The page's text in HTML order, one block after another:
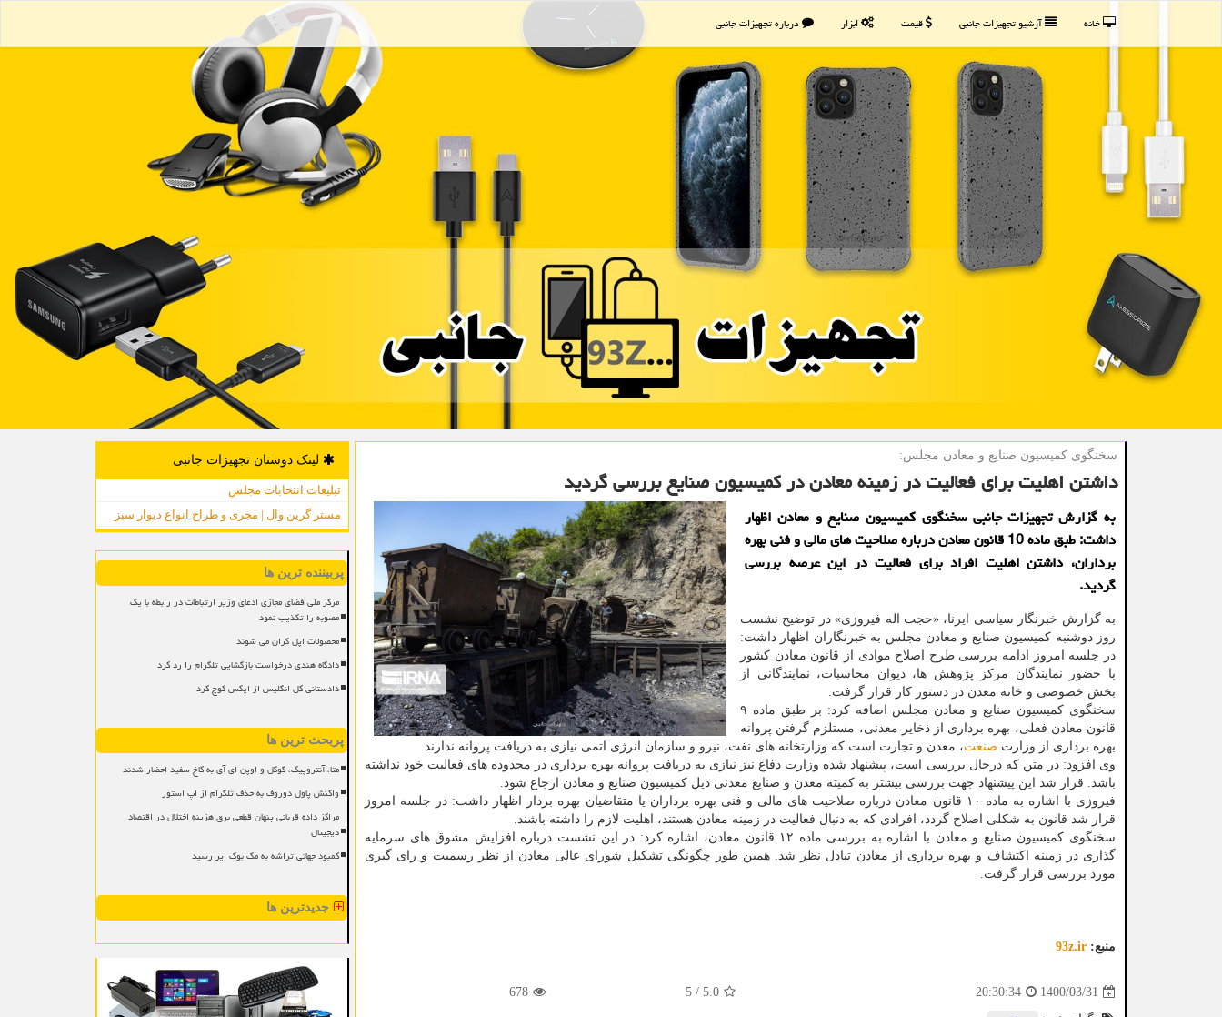
خانه آرشیو تجهیزات جانبی قیمت ابزار درباره تجهیزات جانبی
سخنگوی كمیسیون صنایع و معادن مجلس:
داشتن اهلیت برای فعالیت در زمینه معادن در كمیسیون صنایع بررسی گردید
به گزارش تجهیزات جانبی سخنگوی کمیسیون صنایع و معادن اظهار
داشت: طبق ماده 10 قانون معادن درباره صلاحیت های مالی و فنی بهره
برداران، داشتن اهلیت افراد برای فعالیت در این عرصه بررسی
گردید.
به گزارش خبرنگار سیاسی ایرنا، «حجت اله فیروزی» در توضیح نشست
روز دوشنبه کمیسیون صنایع و معادن مجلس به خبرنگاران اظهار داشت:
در جلسه امروز ادامه بررسی طرح اصلاح موادی از قانون معادن کشور
با حضور نمایندگان مرکز پژوهش ها، دیوان محاسبات، نمایندگانی از
بخش خصوصی و خانه معدن در دستور کار قرار گرفت.
سخنگوی کمیسیون صنایع و معادن مجلس اضافه کرد: بر طبق ماده ۹
قانون معادن فعلی، بهره برداری از ذخایر معدنی، مستلزم گرفتن پروانه
بهره برداری از وزارت صنعت، معدن و تجارت است که وزارتخانه های نفت، نیرو و سازمان انرژی اتمی نیازی به دریافت پروانه ندارند.
وی افزود: در متن که درحال بررسی است، پیشنهاد شده وزارت دفاع نیز نیازی به دریافت پروانه بهره برداری در محدوده های فعالیت خود نداشته
باشد. قرار شد این پیشنهاد جهت بررسی بیشتر به کمیته معدن و صنایع معدنی ذیل کمیسیون صنایع و معادن ارجاع شود.
فیروزی با اشاره به ماده ۱۰ قانون معادن درباره صلاحیت های مالی و فنی بهره برداران یا متقاضیان بهره بردار اظهار داشت: در جلسه امروز
قرار شد قانون به شکلی اصلاح گردد، افرادی که به دنبال فعالیت در زمینه معادن هستند، اهلیت لازم را داشته باشند.
سخنگوی کمیسیون صنایع و معادن با اشاره به بررسی ماده ۱۲ قانون معادن، اشاره کرد: در این نشست درباره افزایش مشوق های سرمایه
گذاری در زمینه اکتشاف و بهره برداری از معادن تبادل نظر شد. همین طور چگونگی تشکیل شورای عالی معادن از نظر رسمیت و رای گیری
مورد بررسی قرار گرفت.
منبع: 93z.ir
1400/03/31
20:30:34
5.0
/
5
678
لینک دوستان تجهیزات جانبی
تبلیغات انتخابات مجلس
مستر گرین وال | مجری و طراح انواع دیوار سبز
پربیننده ترین ها
مرکز ملی فضای مجازی ادعای وزیر ارتباطات در رابطه با یک
مصوبه را تکذیب نمود
محصولات اپل گران می شوند
دادگاه هندی درخواست بازگشایی تلگرام را رد کرد
دادستانی کل انگلیس از ایکس کوچ کرد
پربحث ترین ها
متا، آنتروپیک، گوگل و اوپن ای آی به کاخ سفید احضار شدند
واکنش پاول دوروف به حذف تلگرام از اپ استور
مراکز داده قربانی پنهان قطعی برق هزینه اختلال در اقتصاد
دیجیتال
کمبود جهانی تراشه به مک بوک ایر رسید
جدیدترین ها